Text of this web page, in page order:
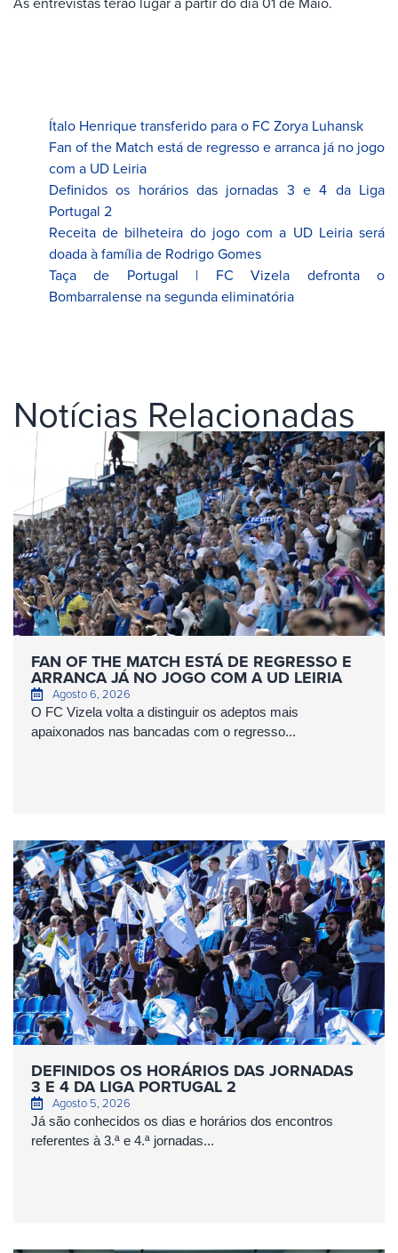
Ítalo Henrique transferido para o FC Zorya Luhansk
Fan of the Match está de regresso e arranca já no jogo
com a UD Leiria
Definidos os horários das jornadas 3 e 4 da Liga
Portugal 2
Receita de bilheteira do jogo com a UD Leiria será
doada à família de Rodrigo Gomes
Taça de Portugal | FC Vizela defronta o
Bombarralense na segunda eliminatória
Notícias Relacionadas
FAN OF THE MATCH ESTÁ DE REGRESSO E
ARRANCA JÁ NO JOGO COM A UD LEIRIA
Agosto 6, 2026
O FC Vizela volta a distinguir os adeptos mais
apaixonados nas bancadas com o regresso...
DEFINIDOS OS HORÁRIOS DAS JORNADAS
3 E 4 DA LIGA PORTUGAL 2
Agosto 5, 2026
Já são conhecidos os dias e horários dos encontros
referentes à 3.ª e 4.ª jornadas...